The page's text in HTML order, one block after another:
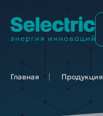
Главная Продукция